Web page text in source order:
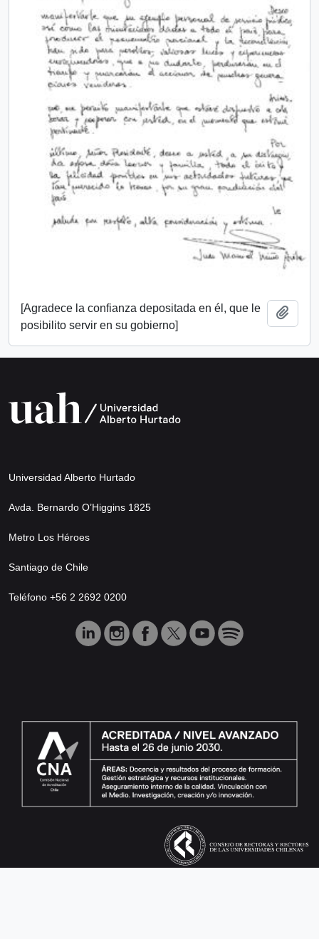
[Agradece la confianza depositada en él, que le
posibilito servir en su gobierno]
Universidad Alberto Hurtado
Avda. Bernardo O’Higgins 1825
Metro Los Héroes
Santiago de Chile
Teléfono +56 2 2692 0200